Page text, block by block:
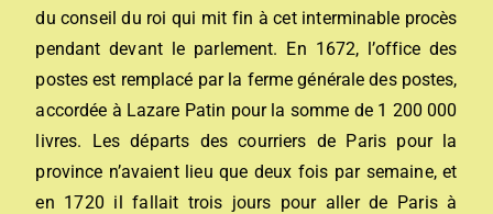
du conseil du roi qui mit fin à cet interminable procès
pendant devant le parlement. En 1672, l’office des
postes est remplacé par la ferme générale des postes,
accordée à Lazare Patin pour la somme de 1 200 000
livres. Les départs des courriers de Paris pour la
province n’avaient lieu que deux fois par semaine, et
en 1720 il fallait trois jours pour aller de Paris à